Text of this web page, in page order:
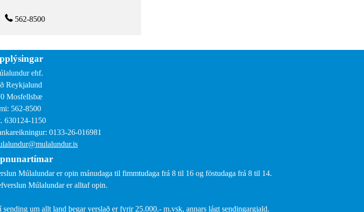
562-8500
ehf.
Reykjalund
Mosfellsbæ
562-8500
630124-1150
0133-26-016981
Múlalundar er opin mánudaga til fimmtudaga frá 8 til 16 og föstudaga frá 8 til 14.
Múlalundar er alltaf opin.
sending um allt land þegar verslað er fyrir 25.000.- m.vsk, annars lágt sendingargjald.